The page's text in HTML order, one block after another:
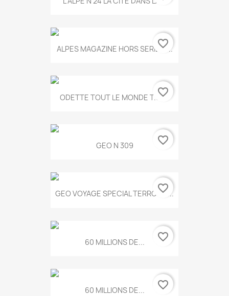
ALPES MAGAZINE HORS SERIE N...
favorite_border
ODETTE TOUT LE MONDE T.546
favorite_border
GEO N 309 favorite_border
GEO VOYAGE SPECIAL TERROIRS...
favorite_border
60 MILLIONS DE... favorite_border
60 MILLIONS DE... favorite_border